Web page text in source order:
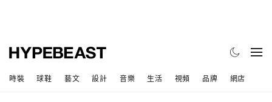
時裝 球鞋 藝文 設計 音樂 生活 視頻 品牌 網店